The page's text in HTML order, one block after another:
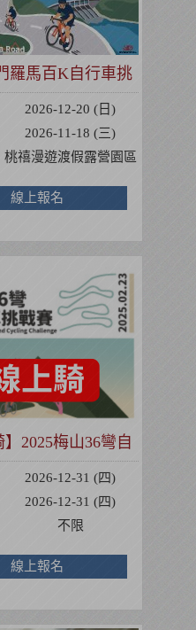
羅馬百K自行車挑
戰賽
2026-12-20 (日)
2026-11-18 (三)
桃禧漫遊渡假露營園區
線上報名
2025梅山36彎自
車挑戰賽
2026-12-31 (四)
2026-12-31 (四)
不限
線上報名